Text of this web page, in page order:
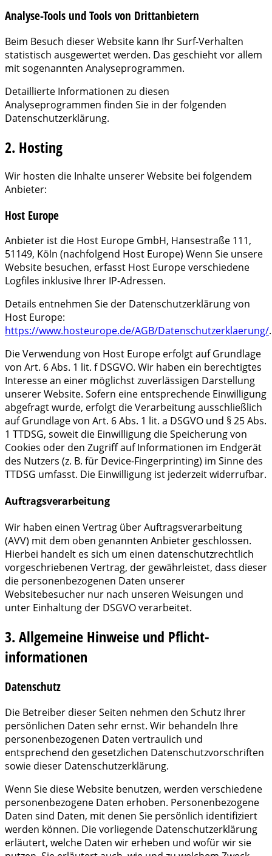
Analyse-Tools und Tools von Dritt­anbietern
Beim Besuch dieser Website kann Ihr Surf-Verhalten
statistisch ausgewertet werden. Das geschieht vor allem
mit sogenannten Analyseprogrammen.
Detaillierte Informationen zu diesen
Analyseprogrammen finden Sie in der folgenden
Datenschutzerklärung.
2. Hosting
Wir hosten die Inhalte unserer Website bei folgendem
Anbieter:
Host Europe
Anbieter ist die Host Europe GmbH, Hansestraße 111,
51149, Köln (nachfolgend Host Europe) Wenn Sie unsere
Website besuchen, erfasst Host Europe verschiedene
Logfiles inklusive Ihrer IP-Adressen.
Details entnehmen Sie der Datenschutzerklärung von
Host Europe:
https://www.hosteurope.de/AGB/Datenschutzerklaerung/.
Die Verwendung von Host Europe erfolgt auf Grundlage
von Art. 6 Abs. 1 lit. f DSGVO. Wir haben ein berechtigtes
Interesse an einer möglichst zuverlässigen Darstellung
unserer Website. Sofern eine entsprechende Einwilligung
abgefragt wurde, erfolgt die Verarbeitung ausschließlich
auf Grundlage von Art. 6 Abs. 1 lit. a DSGVO und § 25 Abs.
1 TTDSG, soweit die Einwilligung die Speicherung von
Cookies oder den Zugriff auf Informationen im Endgerät
des Nutzers (z. B. für Device-Fingerprinting) im Sinne des
TTDSG umfasst. Die Einwilligung ist jederzeit widerrufbar.
Auftragsverarbeitung
Wir haben einen Vertrag über Auftragsverarbeitung
(AVV) mit dem oben genannten Anbieter geschlossen.
Hierbei handelt es sich um einen datenschutzrechtlich
vorgeschriebenen Vertrag, der gewährleistet, dass dieser
die personenbezogenen Daten unserer
Websitebesucher nur nach unseren Weisungen und
unter Einhaltung der DSGVO verarbeitet.
3. Allgemeine Hinweise und Pflicht­
informationen
Datenschutz
Die Betreiber dieser Seiten nehmen den Schutz Ihrer
persönlichen Daten sehr ernst. Wir behandeln Ihre
personenbezogenen Daten vertraulich und
entsprechend den gesetzlichen Datenschutzvorschriften
sowie dieser Datenschutzerklärung.
Wenn Sie diese Website benutzen, werden verschiedene
personenbezogene Daten erhoben. Personenbezogene
Daten sind Daten, mit denen Sie persönlich identifiziert
werden können. Die vorliegende Datenschutzerklärung
erläutert, welche Daten wir erheben und wofür wir sie